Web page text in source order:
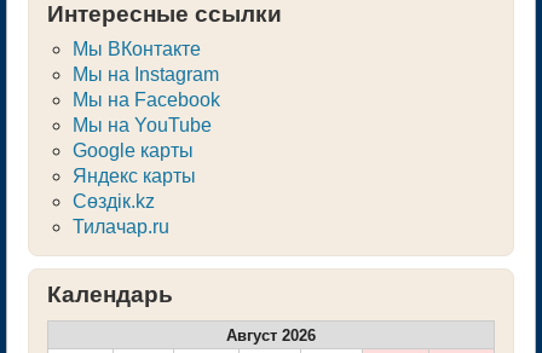
Интересные ссылки
Мы ВКонтакте
Мы на Instagram
Мы на Facebook
Мы на YouTube
Google карты
Яндекс карты
Сөздік.kz
Тилачар.ru
Календарь
Август 2026